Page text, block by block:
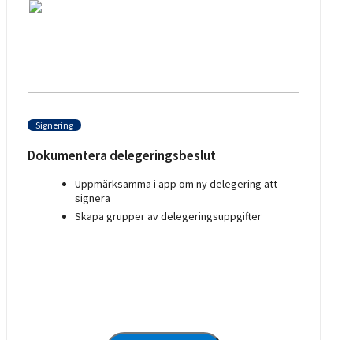
Signering
Dokumentera delegeringsbeslut
Uppmärksamma i app om ny delegering att
signera
Skapa grupper av delegeringsuppgifter